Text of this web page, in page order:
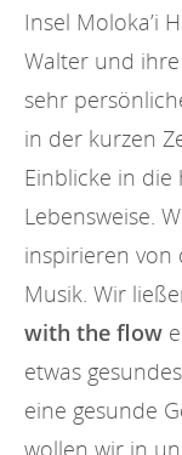
Insel Moloka’i
Walter und
sehr
in der kurzen
Einblicke in
Lebensweise.
inspirieren von
Musik. Wir
with the flow
etwas
eine gesunde